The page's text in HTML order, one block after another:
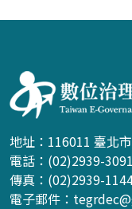
地址：116011 臺北
電話：(02)2939-
傳真：(02)2939-
電子郵件：